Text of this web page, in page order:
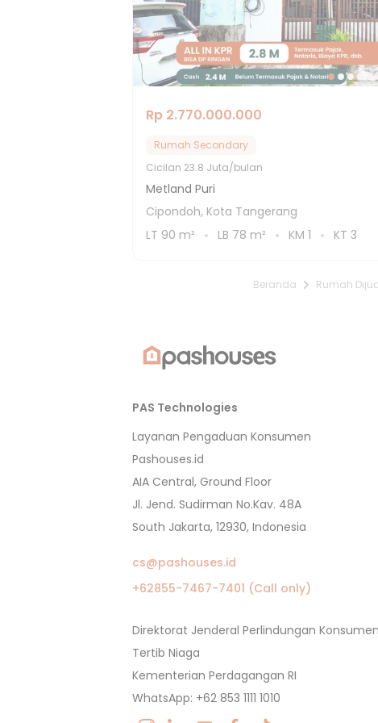
Rp 2.770.000.000
Rumah Secondary
Cicilan 23.8 Juta/bulan
Metland Puri
Cipondoh, Kota Tangerang
LT 90 m² LB 78 m² KM 1 KT 3
Beranda Rumah
PAS Technologies
Layanan Pengaduan Konsumen
Pashouses.id
AIA Central, Ground Floor
Jl. Jend. Sudirman No.Kav. 48A
South Jakarta, 12930, Indonesia
cs@pashouses.id
+62855-7467-7401 (Call only)
Direktorat Jenderal Perlindungan
Tertib Niaga
Kementerian Perdagangan RI
WhatsApp: +62 853 1111 1010